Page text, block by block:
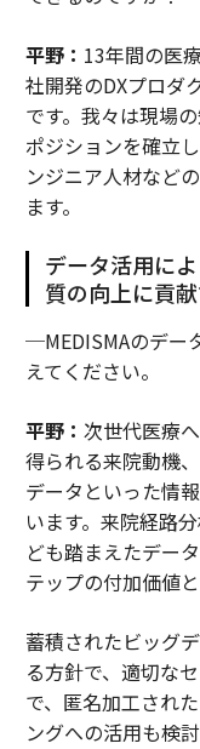
平野： 13年間の医
社開発のDXプロダ
です。我々は現場
ポジションを確立
ンジニア人材など
ます。
データ活用に
質の向上に貢
─MEDISMAのデー
えてください。
平野： 次世代医療
得られる来院動機
データといった情
います。来院経路
ども踏まえたデー
テップの付加価値
蓄積されたビッグ
る方針で、適切な
で、匿名加工され
ングへの活用も検討